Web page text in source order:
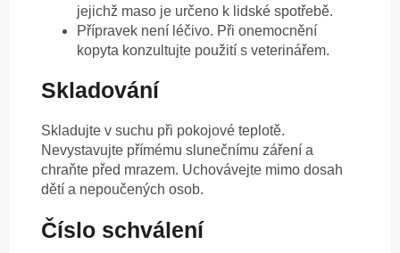
jejichž maso je určeno k lidské spotřebě.
Přípravek není léčivo. Při onemocnění
kopyta konzultujte použití s veterinářem.
Skladování
Skladujte v suchu při pokojové teplotě.
Nevystavujte přímému slunečnímu záření a
chraňte před mrazem. Uchovávejte mimo dosah
dětí a nepoučených osob.
Číslo schválení